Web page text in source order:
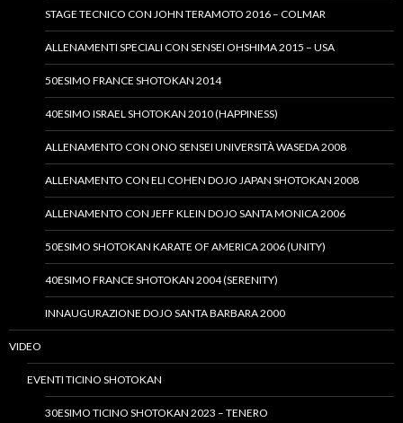
STAGE TECNICO CON JOHN TERAMOTO 2016 – COLMAR
ALLENAMENTI SPECIALI CON SENSEI OHSHIMA 2015 – USA
50ESIMO FRANCE SHOTOKAN 2014
40ESIMO ISRAEL SHOTOKAN 2010 (HAPPINESS)
ALLENAMENTO CON ONO SENSEI UNIVERSITÀ WASEDA 2008
ALLENAMENTO CON ELI COHEN DOJO JAPAN SHOTOKAN 2008
ALLENAMENTO CON JEFF KLEIN DOJO SANTA MONICA 2006
50ESIMO SHOTOKAN KARATE OF AMERICA 2006 (UNITY)
40ESIMO FRANCE SHOTOKAN 2004 (SERENITY)
INNAUGURAZIONE DOJO SANTA BARBARA 2000
VIDEO
EVENTI TICINO SHOTOKAN
30ESIMO TICINO SHOTOKAN 2023 – TENERO